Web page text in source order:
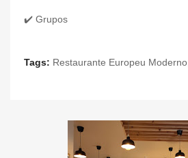
✔️ Grupos
Tags: Restaurante Europeu Moderno